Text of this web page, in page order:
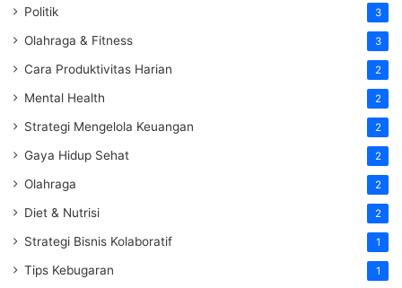
Politik 3
Olahraga & Fitness 3
Cara Produktivitas Harian 2
Mental Health 2
Strategi Mengelola Keuangan 2
Gaya Hidup Sehat 2
Olahraga 2
Diet & Nutrisi 2
Strategi Bisnis Kolaboratif 1
Tips Kebugaran 1